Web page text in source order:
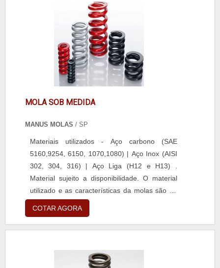
MOLA SOB MEDIDA
MANUS MOLAS / SP
Materiais utilizados - Aço carbono (SAE
5160,9254, 6150, 1070,1080) | Aço Inox (AISI
302, 304, 316) | Aço Liga (H12 e H13) .
Material sujeito a disponibilidade. O material
utilizado e as características da molas são de
acordo com o projeto do cliente.
COTAR AGORA